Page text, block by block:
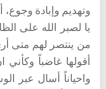
وتهديم وإبادة
يا لصبر الله على
من ينتصر لهم متى
أقولها غاضباً
واحياناً أسال عبر